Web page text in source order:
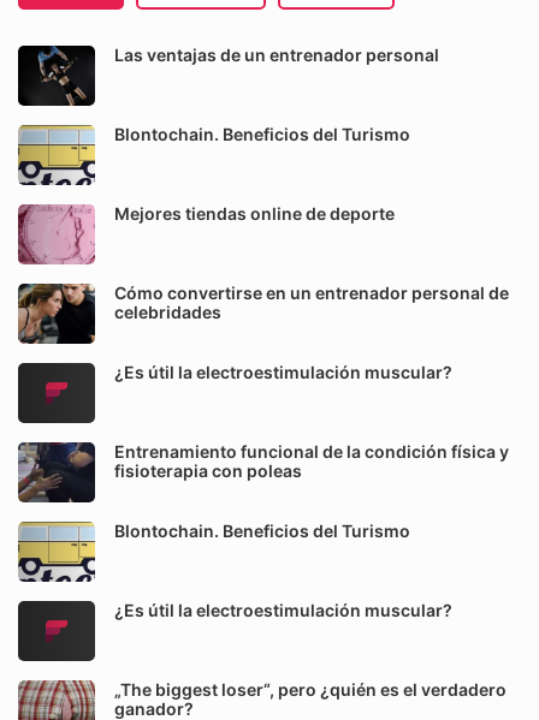
Las ventajas de un entrenador personal
Blontochain. Beneficios del Turismo
Mejores tiendas online de deporte
Cómo convertirse en un entrenador personal de
celebridades
¿Es útil la electroestimulación muscular?
Entrenamiento funcional de la condición física y
fisioterapia con poleas
Blontochain. Beneficios del Turismo
¿Es útil la electroestimulación muscular?
„The biggest loser“, pero ¿quién es el verdadero
ganador?